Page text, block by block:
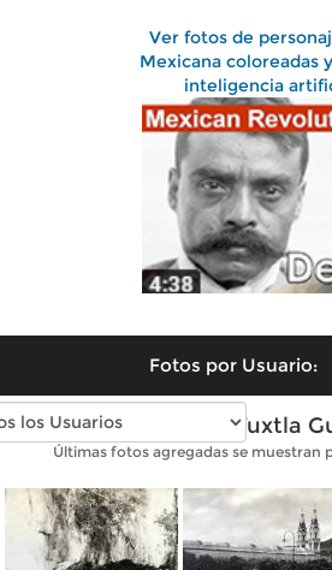
Ver fotos de
Mexicana coloreadas
inteligencia
Fotos por Usuario:
Fotos antiguas de Tuxtla
Últimas fotos agregadas se muestran